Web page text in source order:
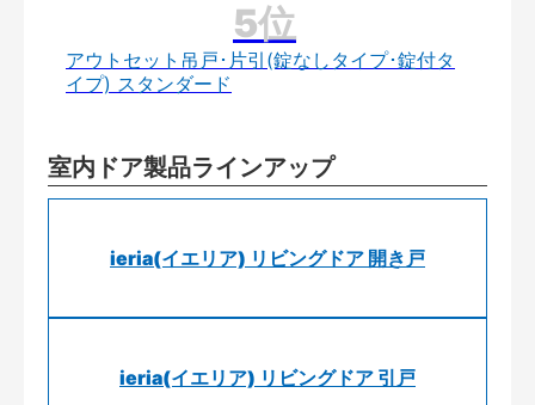
アウトセット吊戸･片引(錠なしタイプ･錠付タ
イプ) スタンダード
室内ドア製品ラインアップ
ieria(イエリア) リビングドア 開き戸
ieria(イエリア) リビングドア 引戸